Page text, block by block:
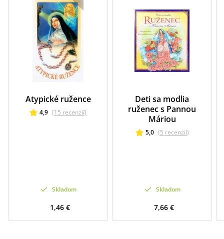
Atypické ružence
4,9 (15 recenzií)
Skladom
1,46 €
Deti sa modlia
ruženec s Pannou
Máriou
5,0 (5 recenzií)
Skladom
7,66 €